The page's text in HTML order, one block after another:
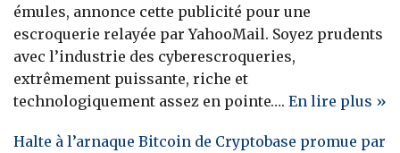
émules, annonce cette publicité pour une
escroquerie relayée par YahooMail. Soyez prudents
avec l’industrie des cyberescroqueries,
extrêmement puissante, riche et
technologiquement assez en pointe…. En lire plus »
Halte à l’arnaque Bitcoin de Cryptobase promue par